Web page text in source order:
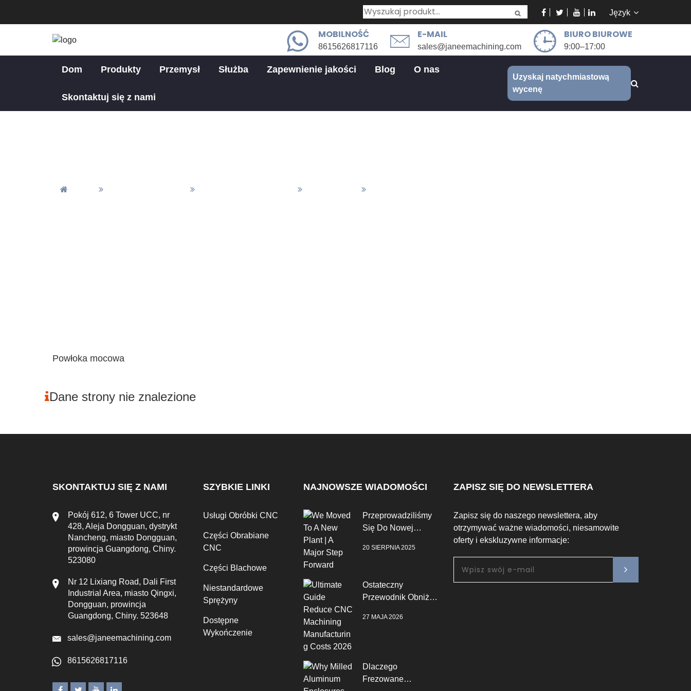
Język
BIURO BIUROWE
9:00–17:00
E-MAIL
sales@janeemachining.com
MOBILNOŚĆ
8615626817116
Dom Produkty Przemysł Służba Zapewnienie jakości Blog O nas
Skontaktuj się z nami
Uzyskaj natychmiastową
wycenę
Powłoka mocowa
Dane strony nie znalezione
SKONTAKTUJ SIĘ Z NAMI
Pokój 612, 6 Tower UCC, nr
428, Aleja Dongguan, dystrykt
Nancheng, miasto Dongguan,
prowincja Guangdong, Chiny.
523080
Nr 12 Lixiang Road, Dali First
Industrial Area, miasto Qingxi,
Dongguan, prowincja
Guangdong, Chiny. 523648
sales@janeemachining.com
8615626817116
SZYBKIE LINKI
Usługi Obróbki CNC
Części Obrabiane
CNC
Części Blachowe
Niestandardowe
Sprężyny
Dostępne
Wykończenie
NAJNOWSZE WIADOMOŚCI
Przeprowadziliśmy
Się Do Nowej
Naprzód
20 SIERPNIA 2025
Ostateczny
Przewodnik Obniż
CNC W 2026 Roku
27 MAJA 2026
Dlaczego
Frezowane
ZAPISZ SIĘ DO NEWSLETTERA
Zapisz się do naszego newslettera, aby
otrzymywać ważne wiadomości, niesamowite
oferty i ekskluzywne informacje: